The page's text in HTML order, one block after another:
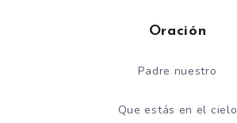
Oración
Padre nuestro
Que estás en el cielo